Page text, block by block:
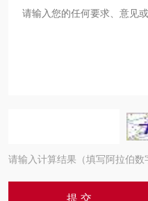
请输入计算结果（填写阿拉伯数